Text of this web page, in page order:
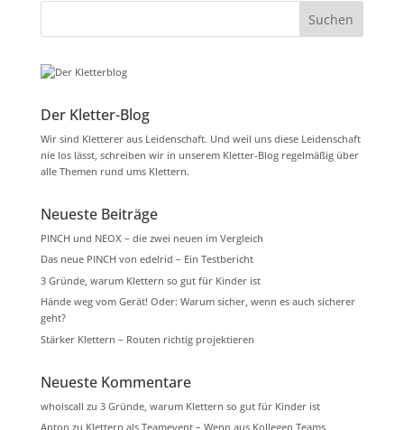
Der Kletter-Blog
Wir sind Kletterer aus Leidenschaft. Und weil uns diese Leidenschaft
nie los lässt, schreiben wir in unserem Kletter-Blog regelmäßig über
alle Themen rund ums Klettern.
Neueste Beiträge
PINCH und NEOX – die zwei neuen im Vergleich
Das neue PINCH von edelrid – Ein Testbericht
3 Gründe, warum Klettern so gut für Kinder ist
Hände weg vom Gerät! Oder: Warum sicher, wenn es auch sicherer
geht?
Stärker Klettern – Routen richtig projektieren
Neueste Kommentare
whoiscall zu 3 Gründe, warum Klettern so gut für Kinder ist
Anton zu Klettern als Teamevent – Wenn aus Kollegen Teams